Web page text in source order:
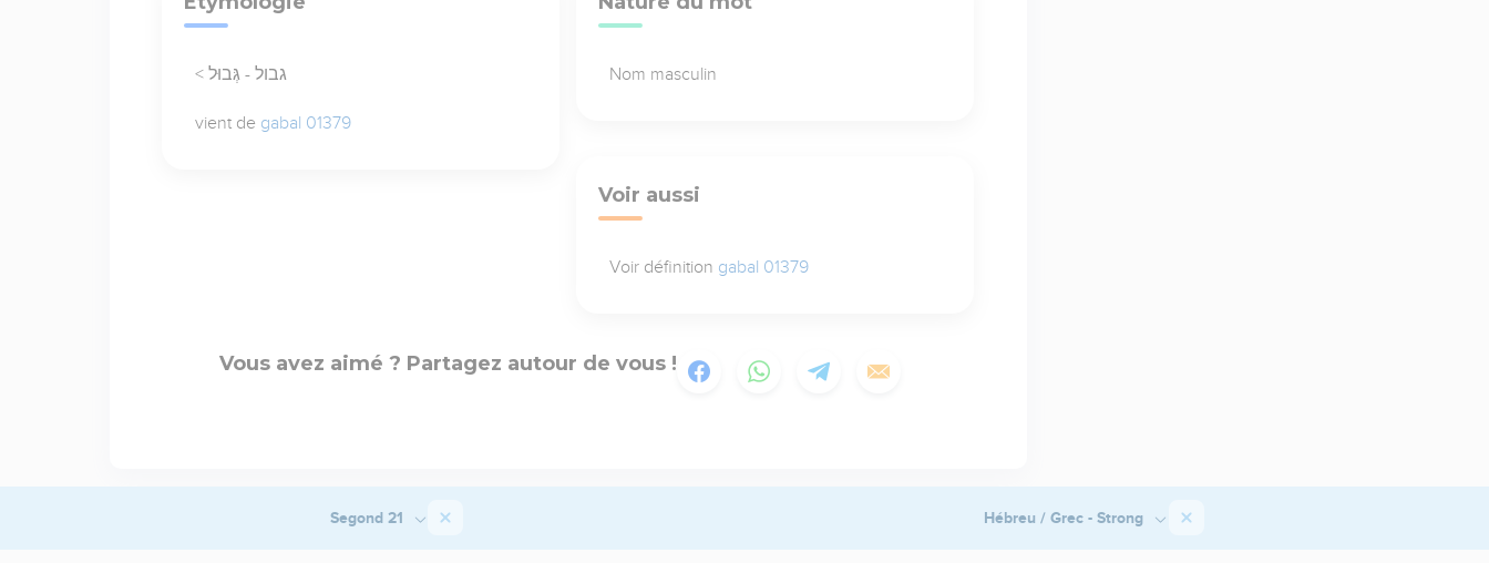
< גבול - גְּבוּל
vient de gabal 01379
Nom masculin
Voir aussi
Voir définition gabal 01379
Vous avez aimé ? Partagez autour de vous !
Segond 21 Hébreu / Grec - Strong